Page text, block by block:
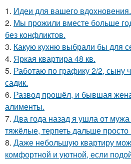
1. Идеи для вашего вдохновения.
2. Мы прожили вместе больше
без конфликтов.
3. Какую кухню выбрали бы для
4. Яркая квартира 48 кв.
5. Работаю по графику 2/2, сыну
садик.
6. Развод прошёл, и бывшая
алименты.
7. Два года назад я ушла от
тяжёлые, терпеть дальше просто
8. Даже небольшую квартиру
комфортной и уютной, если